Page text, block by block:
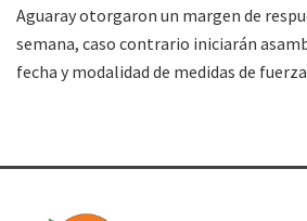
Aguaray otorgaron un margen de
semana, caso contrario iniciarán
fecha y modalidad de medidas de